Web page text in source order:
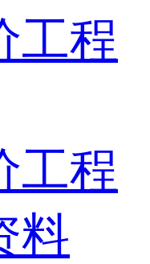
工程
工程
料